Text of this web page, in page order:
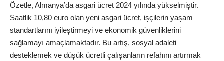
Özetle, Almanya’da asgari ücret 2024 yılında yükselmiştir.
Saatlik 10,80 euro olan yeni asgari ücret, işçilerin yaşam
standartlarını iyileştirmeyi ve ekonomik güvenliklerini
sağlamayı amaçlamaktadır. Bu artış, sosyal adaleti
desteklemek ve düşük ücretli çalışanların refahını artırmak